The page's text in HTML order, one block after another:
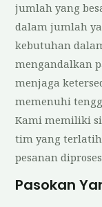
jumlah yang
dalam jumlah
kebutuhan
mengandalkan
menjaga
memenuhi
Kami memiliki
tim yang
pesanan
Pasokan